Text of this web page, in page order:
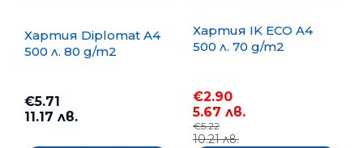
Хартия Diplomat A4
500 л. 80 g/m2
€5.71
11.17 лв.
Хартия IK ECO A4
500 л. 70 g/m2
€2.90
5.67 лв.
€5.22
10.21 лв.